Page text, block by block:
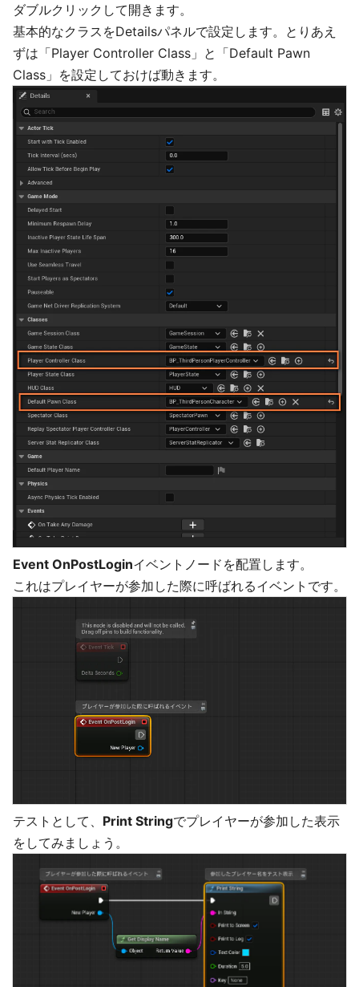
ダブルクリックして開きます。
基本的なクラスをDetailsパネルで設定します。とりあえ
ずは「Player Controller Class」と「Default Pawn
Class」を設定しておけば動きます。
Event OnPostLoginイベントノードを配置します。
これはプレイヤーが参加した際に呼ばれるイベントです。
テストとして、 Print Stringでプレイヤーが参加した表示
をしてみましょう。